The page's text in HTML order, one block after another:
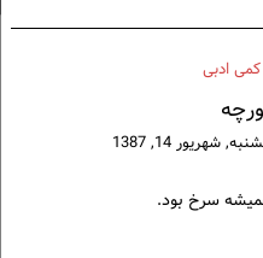
كمی ادبی
شهریور 14, 1387
سرخ بود.